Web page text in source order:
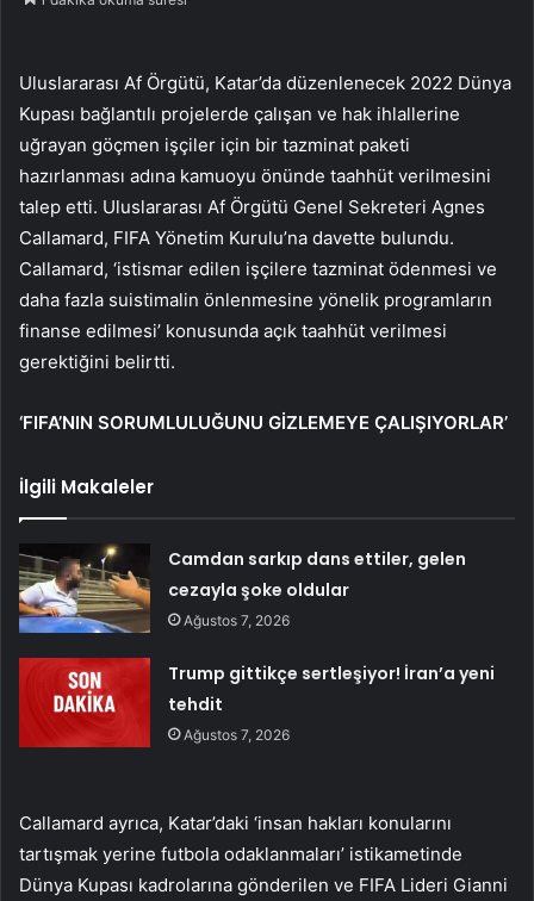
Uluslararası Af Örgütü, Katar’da düzenlenecek 2022 Dünya
Kupası bağlantılı projelerde çalışan ve hak ihlallerine
uğrayan göçmen işçiler için bir tazminat paketi
hazırlanması adına kamuoyu önünde taahhüt verilmesini
talep etti. Uluslararası Af Örgütü Genel Sekreteri Agnes
Callamard, FIFA Yönetim Kurulu’na davette bulundu.
Callamard, ‘istismar edilen işçilere tazminat ödenmesi ve
daha fazla suistimalin önlenmesine yönelik programların
finanse edilmesi’ konusunda açık taahhüt verilmesi
gerektiğini belirtti.
‘FIFA’NIN SORUMLULUĞUNU GİZLEMEYE ÇALIŞIYORLAR’
İlgili Makaleler
Camdan sarkıp dans ettiler, gelen
cezayla şoke oldular
Ağustos 7, 2026
Trump gittikçe sertleşiyor! İran’a yeni
tehdit
Ağustos 7, 2026
Callamard ayrıca, Katar’daki ‘insan hakları konularını
tartışmak yerine futbola odaklanmaları’ istikametinde
Dünya Kupası kadrolarına gönderilen ve FIFA Lideri Gianni